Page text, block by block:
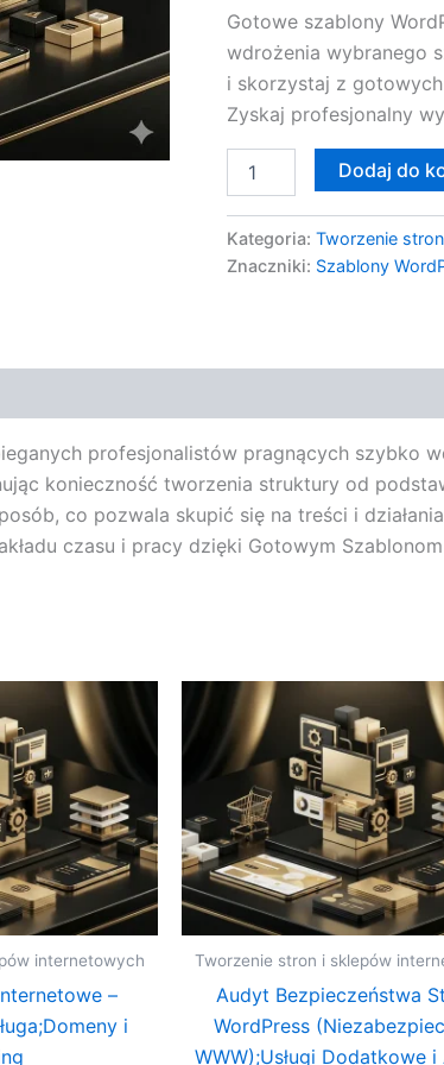
Gotowe szablony
wdrożenia wybranego
i skorzystaj z
Zyskaj profesjonalny
Dodaj do
Kategoria: Tworzenie
Znaczniki: Szablony
profesjonalistów pragnących szybko
konieczność tworzenia struktury od
co pozwala skupić się na treści i
czasu i pracy dzięki Gotowym Szablonom
internetowych
–
i
Tworzenie stron i sklepów
Audyt Bezpieczeństwa
WordPress
WWW);Usługi Dodatkowe